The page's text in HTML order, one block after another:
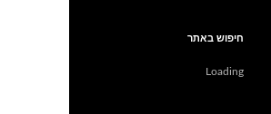
חיפוש באתר
Loading